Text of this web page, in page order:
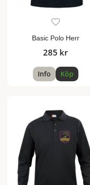
Basic Polo Herr
285 kr
Info Köp